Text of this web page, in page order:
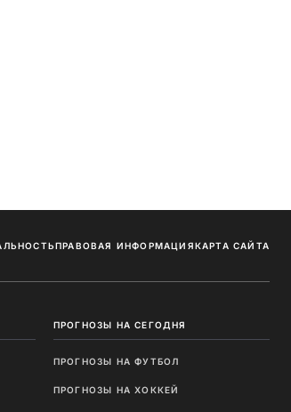
ПРАВОВАЯ ИНФОРМАЦИЯКАРТА САЙТА
ПРОГНОЗЫ НА СЕГОДНЯ
ПРОГНОЗЫ НА ФУТБОЛ
ПРОГНОЗЫ НА ХОККЕЙ